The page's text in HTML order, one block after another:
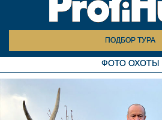
ПОДБОР ТУРА
ФОТО ОХОТЫ